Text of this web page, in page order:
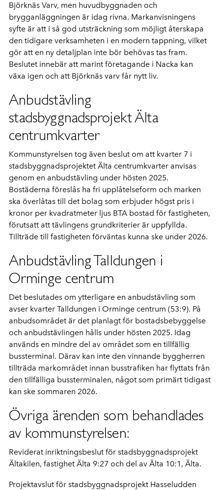
Björknäs Varv, men huvudbyggnaden och
brygganläggningen är idag rivna. Markanvisningens
syfte är att i så god utsträckning som möjligt återskapa
den tidigare verksamheten i en modern tappning, vilket
gör att en ny detaljplan inte bör behövas tas fram.
Beslutet innebär att marint företagande i Nacka kan
växa igen och att Björknäs varv får nytt liv.
Anbudstävling
stadsbyggnadsprojekt Älta
centrumkvarter
Kommunstyrelsen tog även beslut om att kvarter 7 i
stadsbyggnadsprojektet Älta centrumkvarter anvisas
genom en anbudstävling under hösten 2025.
Bostäderna föreslås ha fri upplåtelseform och marken
ska överlåtas till det bolag som erbjuder högst pris i
kronor per kvadratmeter ljus BTA bostad för fastigheten,
förutsatt att tävlingens grundkriterier är uppfyllda.
Tillträde till fastigheten förväntas kunna ske under 2026.
Anbudstävling Talldungen i
Orminge centrum
Det beslutades om ytterligare en anbudstävling som
avser kvarter Talldungen i Orminge centrum (53:9). På
anbudsområdet är det planlagt för bostadsbebyggelse
och anbudstävlingen hålls under hösten 2025. Idag
används en mindre del av området som en tillfällig
bussterminal. Därav kan inte den vinnande byggherren
tillträda markområdet innan busstrafiken har flyttats från
den tillfälliga bussterminalen, något som primärt tidigast
kan ske sommaren 2026.
Övriga ärenden som behandlades
av kommunstyrelsen:
Reviderat inriktningsbeslut för stadsbyggnadsprojekt
Ältakilen, fastighet Älta 9:27 och del av Älta 10:1, Älta.
Projektavslut för stadsbyggnadsprojekt Hasseludden